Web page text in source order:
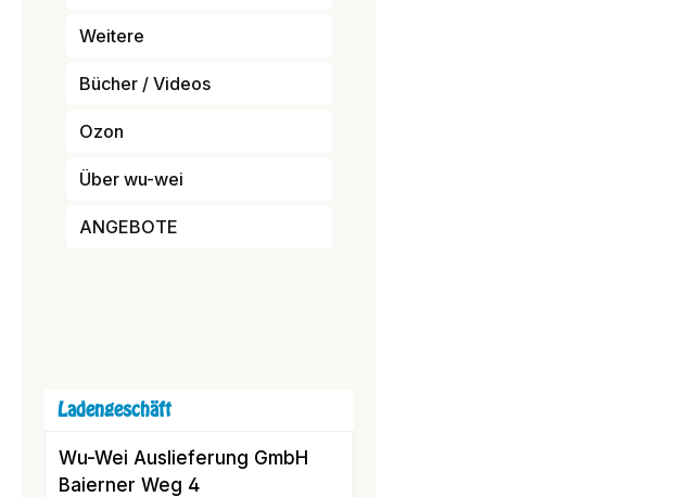
Weitere
Bücher / Videos
Ozon
Über wu-wei
ANGEBOTE
Ladengeschäft
Wu-Wei Auslieferung GmbH
Baierner Weg 4